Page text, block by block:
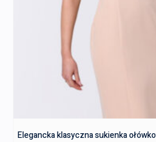
Elegancka klasyczna sukienka